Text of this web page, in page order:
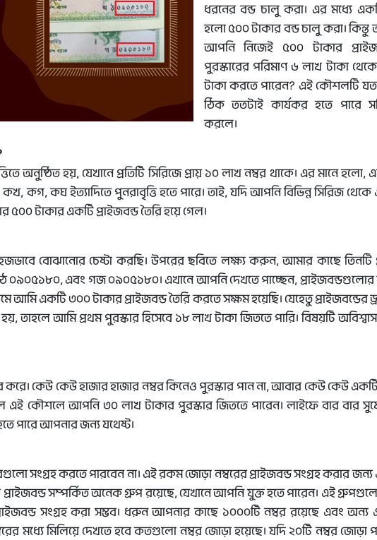
ধরনের বন্ড চালু করা। এর মধ্যে
হলো ৫০০ টাকার বন্ড চালু করা।
আপনি নিজেই ৫০০ টাকার
পুরস্কারের পরিমাণ ৬ লাখ টাকা
টাকা করতে পারেন? এই কৌশলটি
ঠিক ততটাই কার্যকর হতে পারে
করলে।
অনুষ্ঠিত হয়, যেখানে প্রতিটি সিরিজে প্রায় ১০ লাখ নম্বর থাকে। এর মানে হলো,
কগ, কঘ ইত্যাদিতে পুনরাবৃত্তি হতে পারে। তাই, যদি আপনি বিভিন্ন সিরিজ থেকে
৫০০ টাকার একটি প্রাইজবন্ড তৈরি হয়ে গেল।
বোঝানোর চেষ্টা করছি। উপরের ছবিতে লক্ষ্য করুন, আমার কাছে তিনটি
এবং গজ ০৯০৫১৮০। এখানে আপনি দেখতে পাচ্ছেন,
একটি ৩০০ টাকার প্রাইজবন্ড তৈরি করতে সক্ষম হয়েছি। যেহেতু প্রাইজবন্ডের
তাহলে আমি প্রথম পুরস্কার হিসেবে ১৮ লাখ টাকা জিততে পারি। বিষয়টি
করে। কেউ কেউ হাজার হাজার নম্বর কিনেও পুরস্কার পান না, আবার কেউ কেউ
এই কৌশলে আপনি ৩০ লাখ টাকার পুরস্কার জিততে পারেন। লাইফে বার বার
পারে আপনার জন্য যথেষ্ট।
সংগ্রহ করতে পারবেন না। এই রকম জোড়া নম্বরের প্রাইজবন্ড সংগ্রহ করার জন্য
প্রাইজবন্ড সম্পর্কিত অনেক গ্রুপ রয়েছে, যেখানে আপনি যুক্ত হতে পারেন। এই
সংগ্রহ করা সম্ভব। ধরুন আপনার কাছে ১০০০টি নম্বর রয়েছে এবং
মধ্যে মিলিয়ে দেখতে হবে কতগুলো নম্বর জোড়া হয়েছে। যদি ২০টি নম্বর জোড়া